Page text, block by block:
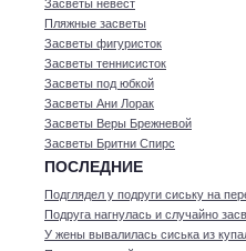
Засветы невест
Пляжные засветы
Засветы фигуристок
Засветы теннисисток
Засветы под юбкой
Засветы Ани Лорак
Засветы Веры Брежневой
Засветы Бритни Спирс
ПОСЛЕДНИЕ
Подглядел у подруги сиську на
Подруга нагнулась и случайно
У жены вывалилась сиська из